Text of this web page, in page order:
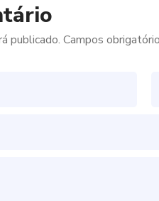
publicado. Campos